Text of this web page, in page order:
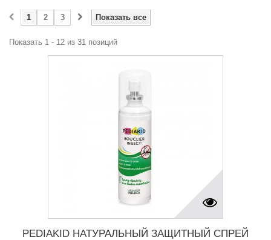
Показать все
1 2 3
Показать 1 - 12 из 31 позиций
PEDIAKID НАТУРАЛЬНЫЙ ЗАЩИТНЫЙ СПРЕЙ